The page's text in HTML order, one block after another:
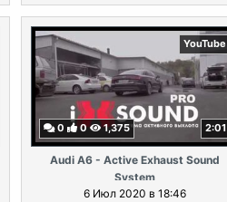
YouTube
0 0 1,375 2:01
Audi A6 - Active Exhaust Sound
System
6 Июл 2020 в 18:46